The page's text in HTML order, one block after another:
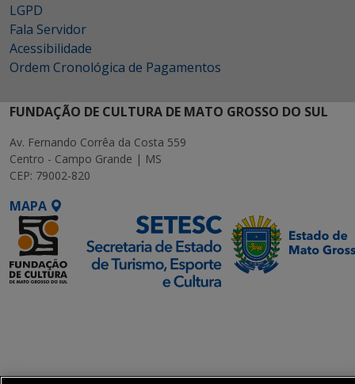
LGPD
Fala Servidor
Acessibilidade
Ordem Cronológica de Pagamentos
FUNDAÇÃO DE CULTURA DE MATO GROSSO DO SUL
Av. Fernando Corrêa da Costa 559
Centro - Campo Grande | MS
CEP: 79002-820
MAPA